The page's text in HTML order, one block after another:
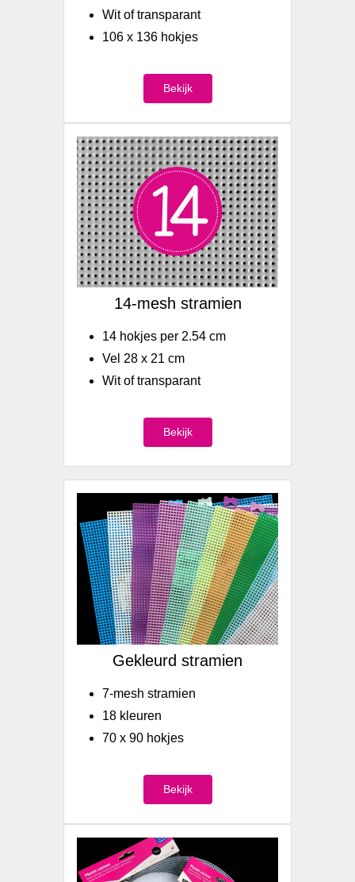
Wit of transparant
106 x 136 hokjes
Bekijk
14-mesh stramien
14 hokjes per 2.54 cm
Vel 28 x 21 cm
Wit of transparant
Bekijk
Gekleurd stramien
7-mesh stramien
18 kleuren
70 x 90 hokjes
Bekijk